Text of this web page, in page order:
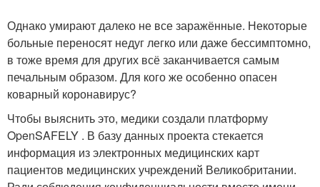
Однако умирают далеко не все заражённые. Некоторые
больные переносят недуг легко или даже бессимптомно,
в тоже время для других всё заканчивается самым
печальным образом. Для кого же особенно опасен
коварный коронавирус?
Чтобы выяснить это, медики создали платформу
OpenSAFELY . В базу данных проекта стекается
информация из электронных медицинских карт
пациентов медицинских учреждений Великобритании.